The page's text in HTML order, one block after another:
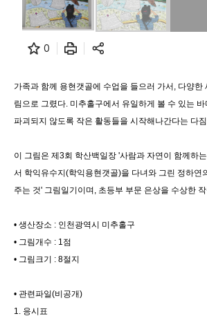
0
가족과 함께 용현갯골에 수업을 들으러 가서, 다양한
림으로 그렸다. 미추홀구에서 유일하게 볼 수 있는 바
파괴되지 않도록 작은 활동들을 시작해나간다는 다
이 그림은 제3회 학산백일장 '사람과 자연이 함께하
서 학익유수지(학익용현갯골)을 다녀와 그린 정하연
주는 것' 그림일기이며, 초등부 부문 은상을 수상한
• 생산장소 : 인천광역시 미추홀구
• 그림개수 : 1점
• 그림크기 : 8절지
• 관련파일(비공개)
1. 응시표